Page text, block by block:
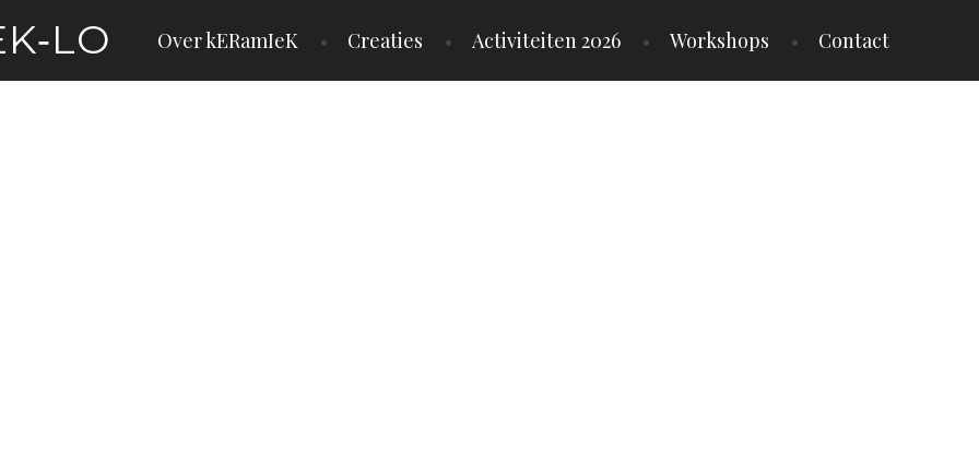
Over kERamIeK Creaties Activiteiten 2026 Workshops Contact